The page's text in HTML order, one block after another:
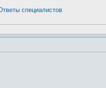
специалистов